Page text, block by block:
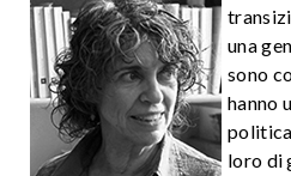
una
sono
hanno
loro di